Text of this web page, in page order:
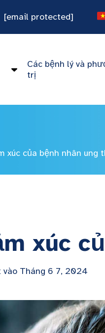
[email protected]
Các bệnh lý và
trị
xúc của bệnh nhân ung
xúc
vào Tháng 6 7, 2024